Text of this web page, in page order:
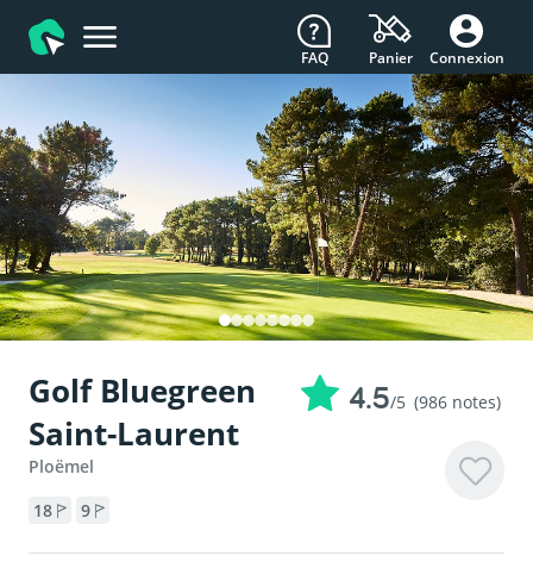
FAQ Panier Connexion
Golf Bluegreen
Saint-Laurent
Ploëmel
18
9
4.5/5 (986 notes)